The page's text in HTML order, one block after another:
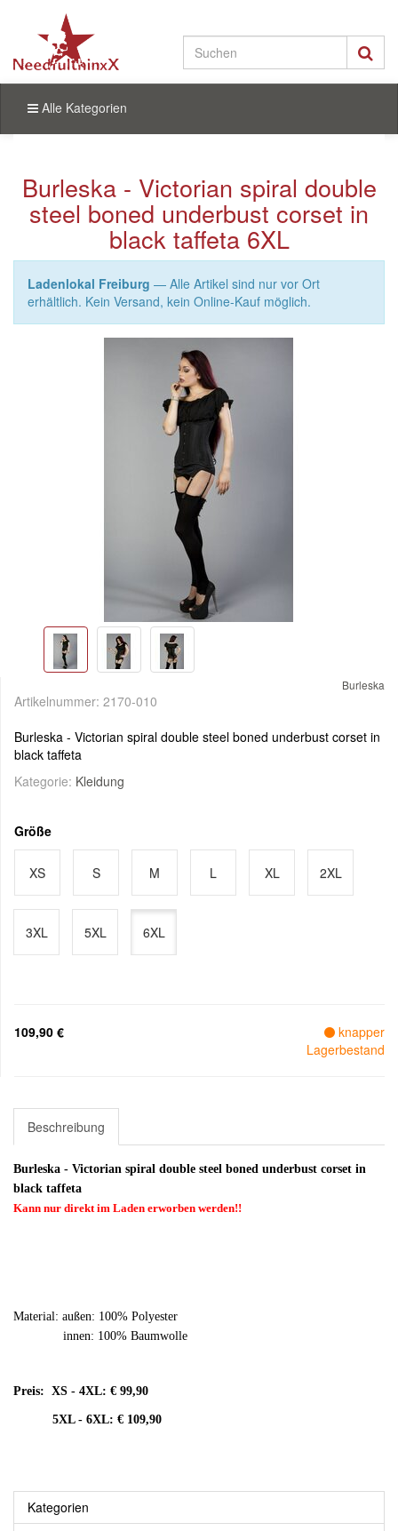
Alle Kategorien
Burleska - Victorian spiral double
steel boned underbust corset in
black taffeta 6XL
Ladenlokal Freiburg — Alle Artikel sind nur vor Ort
erhältlich. Kein Versand, kein Online-Kauf möglich.
Burleska
Artikelnummer: 2170-010
Burleska - Victorian spiral double steel boned underbust corset in
black taffeta
Kategorie: Kleidung
Größe
XS S M L XL 2XL
3XL 5XL 6XL
109,90 €
knapper
Lagerbestand
Beschreibung
Burleska - Victorian spiral double steel boned underbust corset in
black taffeta
Kann nur direkt im Laden erworben werden!!
Material: außen: 100% Polyester
innen: 100% Baumwolle
Preis: XS - 4XL: € 99,90
5XL - 6XL: € 109,90
Kategorien